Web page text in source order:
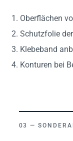
Oberflächen
Schutzfolie
Klebeband
Konturen bei